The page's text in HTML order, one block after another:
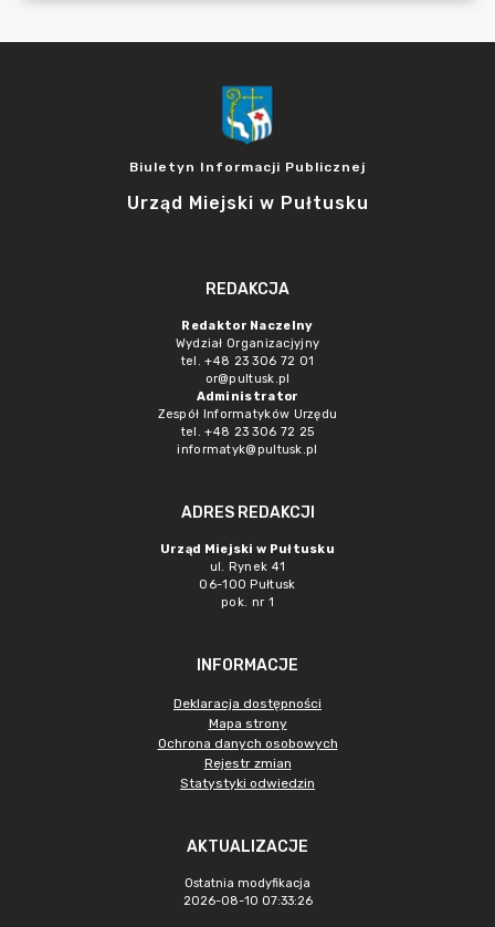
Biuletyn Informacji Publicznej
Urząd Miejski w Pułtusku
REDAKCJA
Redaktor Naczelny
Wydział Organizacjyjny
tel. +48 23 306 72 01
or@pultusk.pl
Administrator
Zespół Informatyków Urzędu
tel. +48 23 306 72 25
informatyk@pultusk.pl
ADRES REDAKCJI
Urząd Miejski w Pułtusku
ul. Rynek 41
06-100 Pułtusk
pok. nr 1
INFORMACJE
Deklaracja dostępności
Mapa strony
Ochrona danych osobowych
Rejestr zmian
Statystyki odwiedzin
AKTUALIZACJE
Ostatnia modyfikacja
2026-08-10 07:33:26